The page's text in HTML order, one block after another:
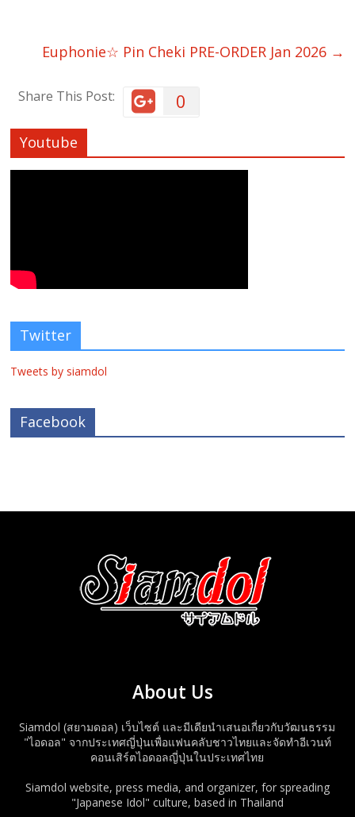
Euphonie☆ Pin Cheki PRE-ORDER Jan 2026 →
Share This Post: 0
Youtube
Twitter
Tweets by siamdol
Facebook
About Us
Siamdol (สยามดอล) เว็บไซต์ และมีเดียนำเสนอเกี่ยวกับวัฒนธรรม
"ไอดอล" จากประเทศญี่ปุ่นเพื่อแฟนคลับชาวไทยและจัดทำอีเวนท์
คอนเสิร์ตไอดอลญี่ปุ่นในประเทศไทย
Siamdol website, press media, and organizer, for spreading
"Japanese Idol" culture, based in Thailand